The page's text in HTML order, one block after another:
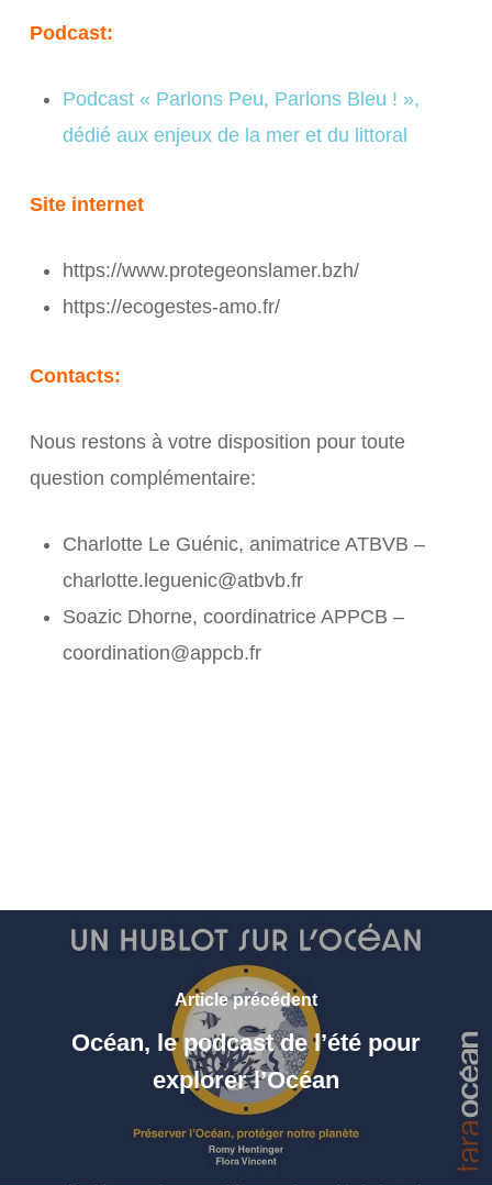
Podcast:
Podcast « Parlons Peu, Parlons Bleu ! »,
dédié aux enjeux de la mer et du littoral
Site internet
https://www.protegeonslamer.bzh/
https://ecogestes-amo.fr/
Contacts:
Nous restons à votre disposition pour toute
question complémentaire:
Charlotte Le Guénic, animatrice ATBVB –
charlotte.leguenic@atbvb.fr
Soazic Dhorne, coordinatrice APPCB –
coordination@appcb.fr
Article précédent
Océan, le podcast de l’été pour
explorer l’Océan